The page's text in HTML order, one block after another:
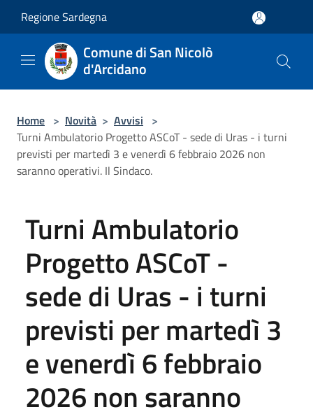
Regione Sardegna
Comune di San Nicolò
d'Arcidano
Home > Novità > Avvisi >
Turni Ambulatorio Progetto ASCoT - sede di Uras - i turni
previsti per martedì 3 e venerdì 6 febbraio 2026 non
saranno operativi. Il Sindaco.
Turni Ambulatorio
Progetto ASCoT -
sede di Uras - i turni
previsti per martedì 3
e venerdì 6 febbraio
2026 non saranno